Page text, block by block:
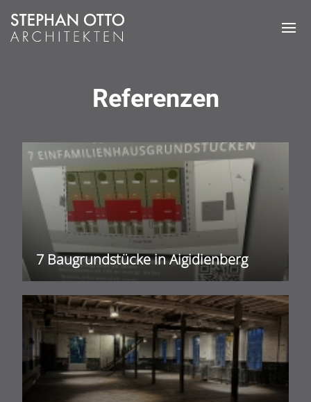
Referenzen
7 Baugrundstücke in Aigidienberg